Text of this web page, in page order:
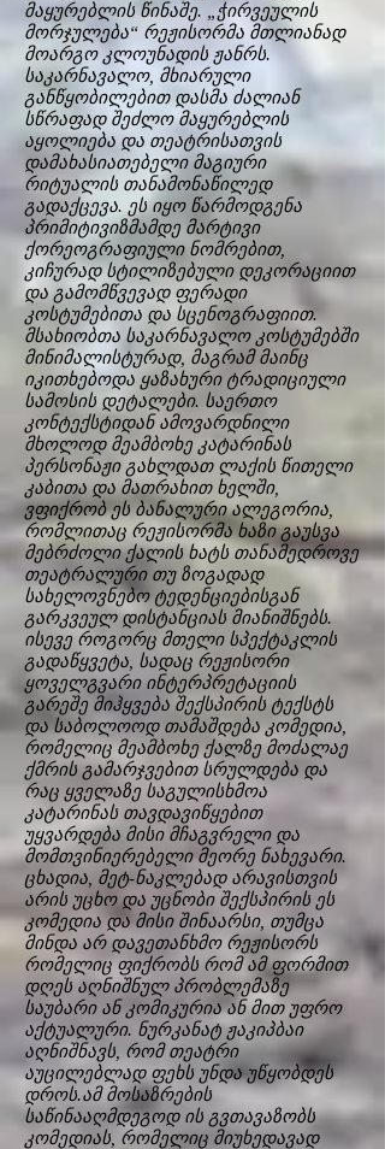
მაყურებლის წინაშე. „ჭირვეულის
მორჯულება“ რეჟისორმა მთლიანად
მოარგო კლოუნადის ჟანრს.
საკარნავალო, მხიარული
განწყობილებით დასმა ძალიან
სწრაფად შეძლო მაყურებლის
აყოლიება და თეატრისათვის
დამახასიათებელი მაგიური
რიტუალის თანამონაწილედ
გადაქცევა. ეს იყო წარმოდგენა
პრიმიტივიზმამდე მარტივი
ქორეოგრაფიული ნომრებით,
კიჩურად სტილიზებული დეკორაციით
და გამომწვევად ფერადი
კოსტუმებითა და სცენოგრაფიით.
მსახიობთა საკარნავალო კოსტუმებში
მინიმალისტურად, მაგრამ მაინც
იკითხებოდა ყაზახური ტრადიციული
სამოსის დეტალები. საერთო
კონტექსტიდან ამოვარდნილი
მხოლოდ მეამბოხე კატარინას
პერსონაჟი გახლდათ ლაქის წითელი
კაბითა და მათრახით ხელში,
ვფიქრობ ეს ბანალური ალეგორია,
რომლითაც რეჟისორმა ხაზი გაუსვა
მებრძოლი ქალის ხატს თანამედროვე
თეატრალური თუ ზოგადად
სახელოვნებო ტედენციებისგან
გარკვეულ დისტანციას მიანიშნებს.
ისევე როგორც მთელი სპექტაკლის
გადაწყვეტა, სადაც რეჟისორი
ყოველგვარი ინტერპრეტაციის
გარეშე მიჰყვება შექსპირის ტექსტს
და საბოლოოდ თამაშდება კომედია,
რომელიც მეამბოხე ქალზე მოძალაე
ქმრის გამარჯვებით სრულდება და
რაც ყველაზე საგულისხმოა
კატარინას თავდავიწყებით
უყვარდება მისი მჩაგვრელი და
მომთვინიერებელი მეორე ნახევარი.
ცხადია, მეტ-ნაკლებად არავისთვის
არის უცხო და უცნობი შექსპირის ეს
კომედია და მისი შინაარსი, თუმცა
მინდა არ დავეთანხმო რეჟისორს
რომელიც ფიქრობს რომ ამ ფორმით
დღეს აღნიშნულ პრობლემაზე
საუბარი ან კომიკურია ან მით უფრო
აქტუალური. ნურკანატ ჟაკიპბაი
აღნიშნავს, რომ თეატრი
აუცილებლად ფეხს უნდა უწყობდეს
დროს.ამ მოსაზრების
საწინააღმდეგოდ ის გვთავაზობს
კომედიას, რომელიც მიუხედავად